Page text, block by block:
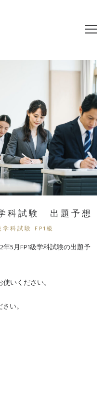
科試験 出題予想
学科試験 FP1級
5月FP1級学科試験の出題予
いください。
い。